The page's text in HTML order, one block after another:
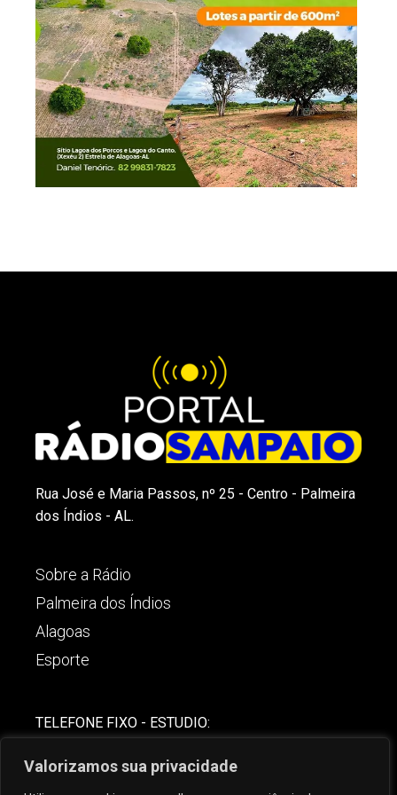
Valorizamos sua privacidade
Rua José e Maria Passos, nº 25 - Centro - Palmeira
dos Índios - AL.
Sobre a Rádio
Palmeira dos Índios
Alagoas
Esporte
TELEFONE FIXO - ESTUDIO: